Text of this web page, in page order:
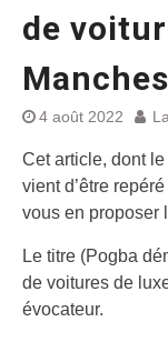
de
4 août 2022
Cet article, dont
vient d’être
vous en proposer
Le titre (Pogba
de voitures de
évocateur.